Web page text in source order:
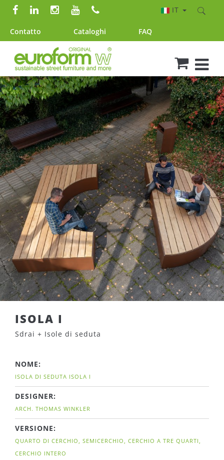
Contatto Cataloghi FAQ
IT
ISOLA I
Sdrai + Isole di seduta
NOME:
ISOLA DI SEDUTA ISOLA I
DESIGNER:
ARCH. THOMAS WINKLER
VERSIONE:
QUARTO DI CERCHIO, SEMICERCHIO, CERCHIO A TRE QUARTI,
CERCHIO INTERO